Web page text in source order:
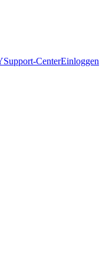
Support-CenterEinloggen